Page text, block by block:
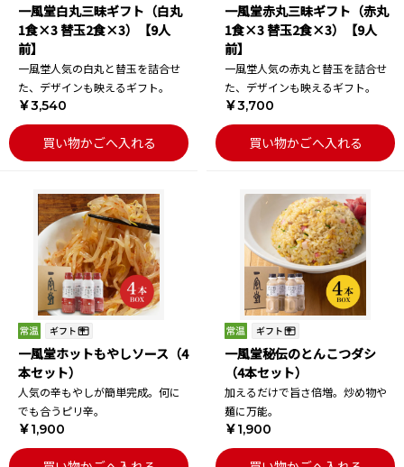
一風堂白丸三昧ギフト（白丸
1食×3 替玉2食×3）【9人
前】
一風堂人気の白丸と替玉を詰合せ
た、デザインも映えるギフト。
￥3,540
買い物かごへ入れる
一風堂赤丸三昧ギフト（赤丸
1食×3 替玉2食×3）【9人
前】
一風堂人気の赤丸と替玉を詰合せ
た、デザインも映えるギフト。
￥3,700
買い物かごへ入れる
一風堂ホットもやしソース（4
本セット）
人気の辛もやしが簡単完成。何に
でも合うピリ辛。
￥1,900
一風堂秘伝のとんこつダシ
（4本セット）
加えるだけで旨さ倍増。炒め物や
麺に万能。
￥1,900